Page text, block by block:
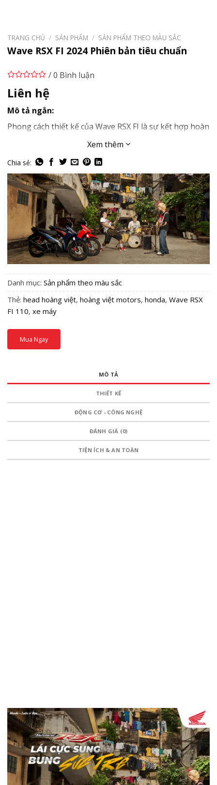
TRANG CHỦ / SẢN PHẨM / SẢN PHẨM THEO MÀU SẮC
Wave RSX FI 2024 Phiên bản tiêu chuẩn
/ 0 Bình luận
Liên hệ
Mô tả ngắn:
Phong cách thiết kế của Wave RSX FI là sự kết hợp hoàn
sử dụng. Những đường nét góc cạnh không chỉ tôn lên
vẻ mạnh mẽ mà còn tạo ra nét cá tính riêng của xe.
Xem thêm
Danh mục: Sản phẩm theo màu sắc
Thẻ: head hoàng việt, hoàng việt motors, honda, Wave RSX
FI 110, xe máy
Mua Ngay
MÔ TẢ
THIẾT KẾ
ĐỘNG CƠ - CÔNG NGHỆ
ĐÁNH GIÁ (0)
TIỆN ÍCH & AN TOÀN